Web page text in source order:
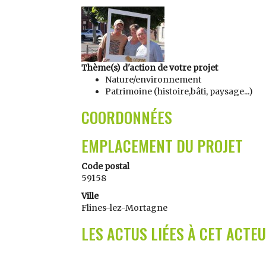
Thème(s) d'action de votre projet
Nature/environnement
Patrimoine (histoire,bâti, paysage...)
COORDONNÉES
EMPLACEMENT DU PROJET
Code postal
59158
Ville
Flines-lez-Mortagne
LES ACTUS LIÉES À CET